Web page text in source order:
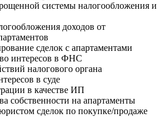
системы налогообложения и
доходов от
сделок с апартаментами
интересов в ФНС
налогового органа
в суде
в качестве ИП
собственности на апартаменты
сделок по покупке/продаже